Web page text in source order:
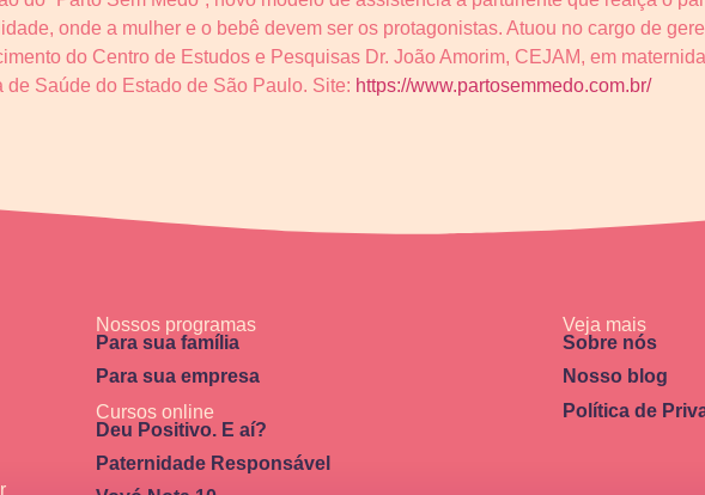
onde a mulher e o bebê devem ser os protagonistas. Atuou no cargo de
do Centro de Estudos e Pesquisas Dr. João Amorim, CEJAM, em
Saúde do Estado de São Paulo. Site: https://www.partosemmedo.com.br/
Nossos programas
Para sua família
Para sua empresa
Cursos online
Deu Positivo. E aí?
Paternidade Responsável
Veja mais
Sobre nós
Nosso blog
Política de